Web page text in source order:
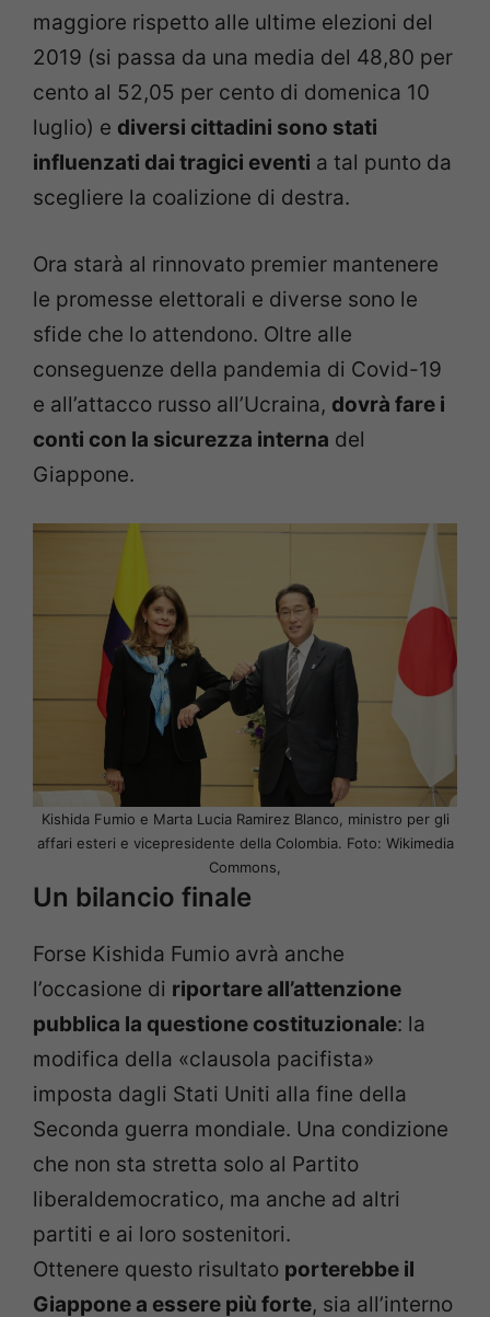
maggiore rispetto alle ultime elezioni del
2019 (si passa da una media del 48,80 per
cento al 52,05 per cento di domenica 10
luglio) e diversi cittadini sono stati
influenzati dai tragici eventi a tal punto da
scegliere la coalizione di destra.
Ora starà al rinnovato premier mantenere
le promesse elettorali e diverse sono le
sfide che lo attendono. Oltre alle
conseguenze della pandemia di Covid-19
e all’attacco russo all’Ucraina, dovrà fare i
conti con la sicurezza interna del
Giappone.
Kishida Fumio e Marta Lucia Ramirez Blanco, ministro per gli
affari esteri e vicepresidente della Colombia. Foto: Wikimedia
Commons,
Un bilancio finale
Forse Kishida Fumio avrà anche
l’occasione di riportare all’attenzione
pubblica la questione costituzionale: la
modifica della «clausola pacifista»
imposta dagli Stati Uniti alla fine della
Seconda guerra mondiale. Una condizione
che non sta stretta solo al Partito
liberaldemocratico, ma anche ad altri
partiti e ai loro sostenitori.
Ottenere questo risultato porterebbe il
Giappone a essere più forte, sia all’interno